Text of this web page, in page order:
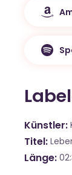
Künstler
Titel
Länge